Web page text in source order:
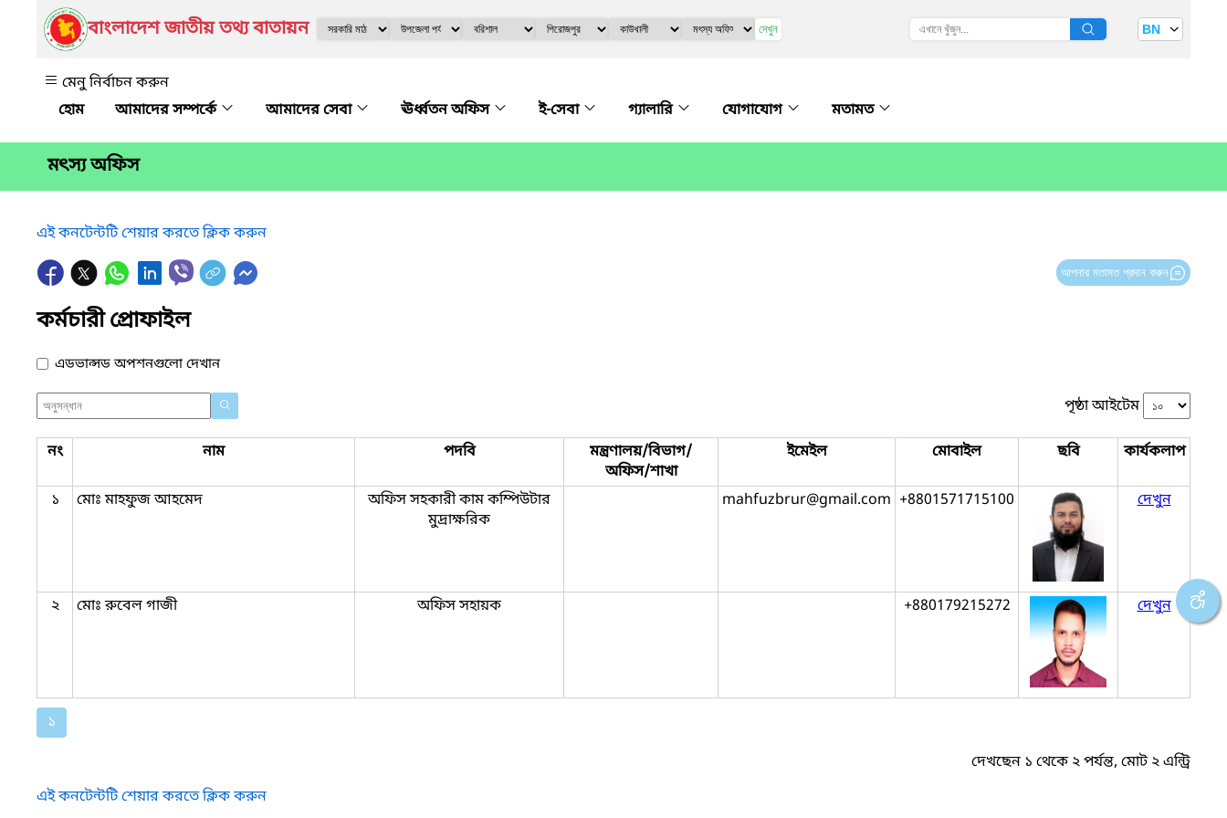
বাংলাদেশ জাতীয় তথ্য বাতায়ন দেখুন BN
মেনু নির্বাচন করুন
আমাদের সম্পর্কে
আমাদের সেবা ঊর্ধ্বতন অফিস ই-সেবা গ্যালারি যোগাযোগ মতামত
মৎস্য অফিস
এই কনটেন্টটি শেয়ার করতে ক্লিক করুন
আপনার মতামত প্রদান করুন
কর্মচারী প্রোফাইল
এডভান্সড অপশনগুলো দেখান
পৃষ্ঠা আইটেম
নং নাম পদবি
মন্ত্রণালয়/বিভাগ/
অফিস/শাখা
ইমেইল মোবাইল ছবি কার্যকলাপ
১ মোঃ মাহফুজ আহমেদ
অফিস সহকারী কাম কম্পিউটার
মুদ্রাক্ষরিক
mahfuzbrur@gmail.com +8801571715100 দেখুন
২ মোঃ রুবেল গাজী অফিস সহায়ক +880179215272 দেখুন
১
দেখছেন ১ থেকে ২ পর্যন্ত, মোট ২ এন্ট্রি
এই কনটেন্টটি শেয়ার করতে ক্লিক করুন